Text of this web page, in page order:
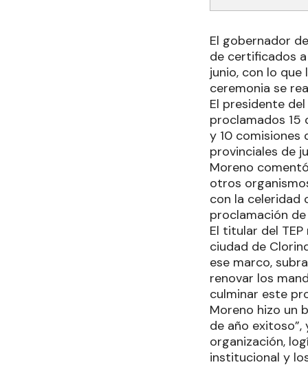
El gobernador
de certificados
junio, con lo
ceremonia se
El presidente
proclamados 15
y 10 comisiones
provinciales de
Moreno
otros
con la celeridad
proclamación
El titular del
ciudad de
ese marco,
renovar los
culminar este
Moreno hizo un
de año
organización,
institucional y